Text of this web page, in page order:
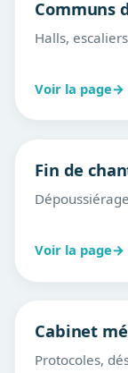
Communs
Halls,
Voir la page→
Fin de
Voir la page→
Cabinet
Protocoles,